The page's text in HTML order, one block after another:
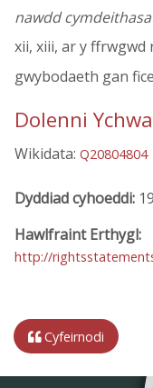
nawdd
xii, xiii, ar y ffrwgwd
gwybodaeth gan
Dolenni
Wikidata: Q20804804
Dyddiad cyhoeddi:
Hawlfraint Erthygl:
http://
Cyfeirnodi